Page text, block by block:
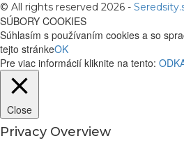
© All rights reserved 2026 -
SÚBORY COOKIES
Súhlasím s používaním cookies a so
tejto stránkeOK
Pre viac informácií kliknite na tento:
Close
Privacy Overview